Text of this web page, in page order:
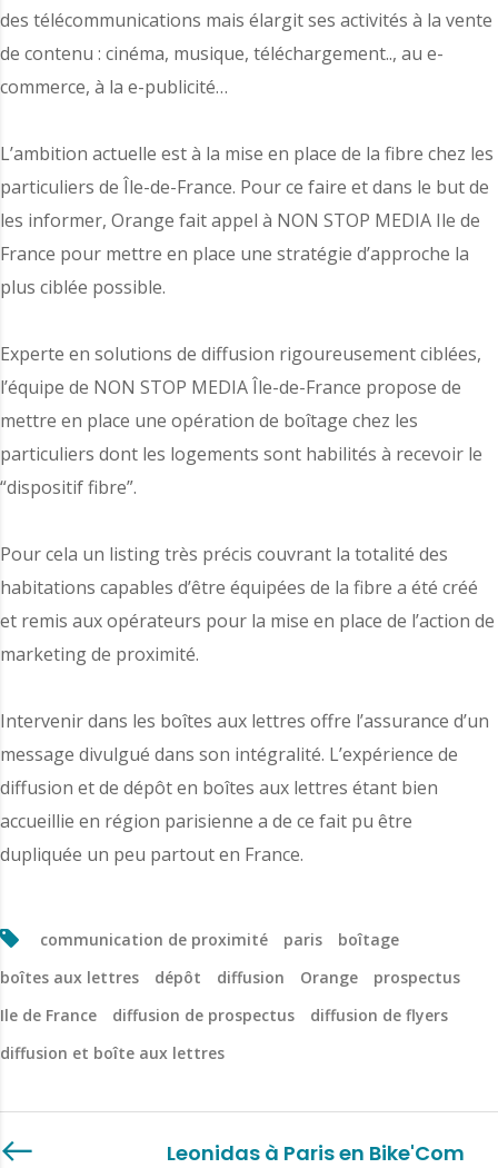
des télécommunications mais élargit ses activités à la vente
de contenu : cinéma, musique, téléchargement.., au e-
commerce, à la e-publicité…
L’ambition actuelle est à la mise en place de la fibre chez les
particuliers de Île-de-France. Pour ce faire et dans le but de
les informer, Orange fait appel à NON STOP MEDIA Ile de
France pour mettre en place une stratégie d’approche la
plus ciblée possible.
Experte en solutions de diffusion rigoureusement ciblées,
l’équipe de NON STOP MEDIA Île-de-France propose de
mettre en place une opération de boîtage chez les
particuliers dont les logements sont habilités à recevoir le
“dispositif fibre”.
Pour cela un listing très précis couvrant la totalité des
habitations capables d’être équipées de la fibre a été créé
et remis aux opérateurs pour la mise en place de l’action de
marketing de proximité.
Intervenir dans les boîtes aux lettres offre l’assurance d’un
message divulgué dans son intégralité. L’expérience de
diffusion et de dépôt en boîtes aux lettres étant bien
accueillie en région parisienne a de ce fait pu être
dupliquée un peu partout en France.
communication de proximité paris
boîtage
boîtes aux lettres
dépôt diffusion Orange
prospectus
Ile de France
diffusion de prospectus
diffusion de flyers
diffusion et boîte aux lettres
Leonidas à Paris en Bike'Com